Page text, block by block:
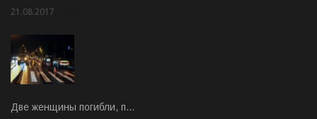
21.08.2017
Две женщины погибли, п…